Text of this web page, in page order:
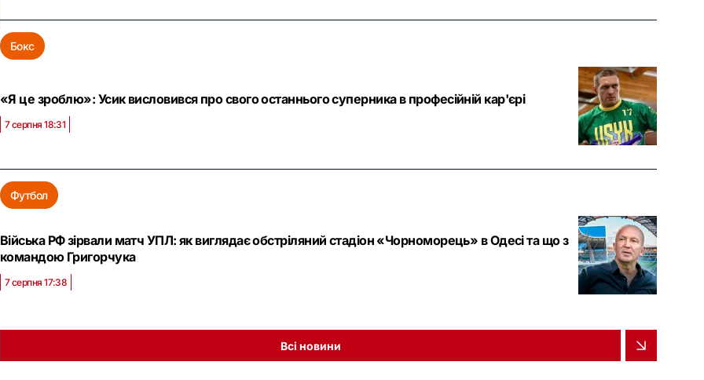
Бокс
«Я це зроблю»: Усик висловився про свого останнього суперника в професійній кар'єрі
7 серпня 18:31
Футбол
Війська РФ зірвали матч УПЛ: як виглядає обстріляний стадіон «Чорноморець» в Одесі та що з
командою Григорчука
7 серпня 17:38
Всі новини